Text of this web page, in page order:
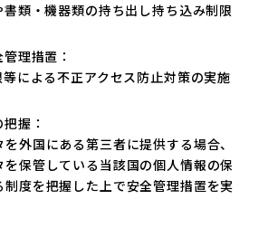
類・機器類の持ち出し持ち込み制限
理措置：
による不正アクセス防止対策の実施
握：
外国にある第三者に提供する場合、
を保管している当該国の個人情報の保
制度を把握した上で安全管理措置を実